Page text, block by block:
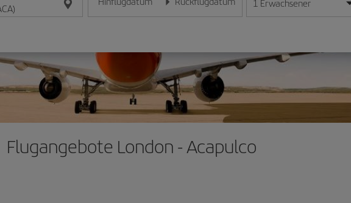
Geben Sie das Datum im Format Tag/Monat/Jahr ein
Geben Sie das Datum im Format Tag/Monat/Jahr ein
1 Erwachsener
Flugangebote London - Acapulco